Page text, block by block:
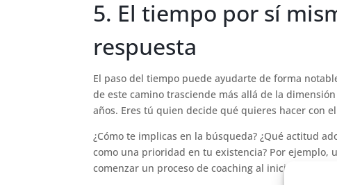
5. El tiempo por sí
respuesta
El paso del tiempo puede ayudarte de forma
de este camino trasciende más allá de la
años. Eres tú quien decide qué quieres hacer con
¿Cómo te implicas en la búsqueda? ¿Qué actitud
como una prioridad en tu existencia? Por ejemplo,
comenzar un proceso de coaching al inicio de año.